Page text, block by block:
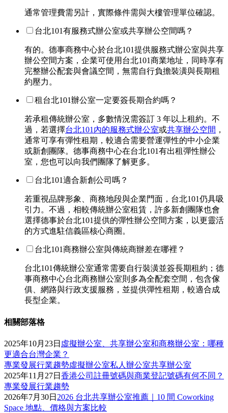
通常管理費需另計，實際條件需與大樓管理單位確認。
台北101有服務式辦公室或共享辦公空間嗎？
有的。德事商務中心於台北101提供服務式辦公室與共享
辦公空間方案，企業可使用台北101商業地址，同時享有
完整辦公配套與會議空間，無需自行負擔裝潢與長期租
約壓力。
租台北101辦公室一定要簽長期合約嗎？
若承租傳統辦公室，多數情況需簽訂 3 年以上租約。不
過，若選擇台北101內的服務式辦公室或共享辦公空間 ，
通常可享有彈性租期，較適合需要營運彈性的中小企業
或新創團隊。德事商務中心在台北101有出租彈性辦公
室，您也可以向我們團隊了解更多。
台北101適合新創公司嗎？
若重視品牌形象、商務地段與企業門面，台北101仍具吸
引力。不過，相較傳統辦公室租賃，許多新創團隊也會
選擇德事於台北101提供的彈性辦公空間方案，以更靈活
的方式進駐信義區核心商圈。
台北101商務辦公室與傳統商辦差在哪裡？
台北101傳統辦公室通常需要自行裝潢並簽長期租約；德
事商務中心台北商務辦公室則多為全配套空間，包含傢
俱、網路與行政支援服務，並提供彈性租期，較適合成
長型企業。
相關部落格
2025年10月23日 虛擬辦公室、共享辦公室和商務辦公室：哪種
更適合台灣企業？
專業發展行業趨勢虛擬辦公室私人辦公室共享辦公室
2025年11月27日 香港公司註冊號碼與商業登記號碼有何不同？
專業發展行業趨勢
2026年7月30日 2026 台北共享辦公室推薦｜10 間 Coworking
Space 地點、價格與方案比較